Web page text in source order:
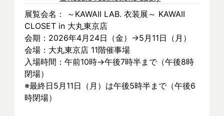
展覧会名： ～KAWAII LAB. 衣装展～ KAWAII
CLOSET in 大丸東京店
会期：2026年4月24日（金）→5月11日（月）
会場：大丸東京店 11階催事場
入場時間：午前10時→午後7時半まで（午後8時
閉場）
※最終日5月11日（月）は午後5時半まで（午後6
時閉場）